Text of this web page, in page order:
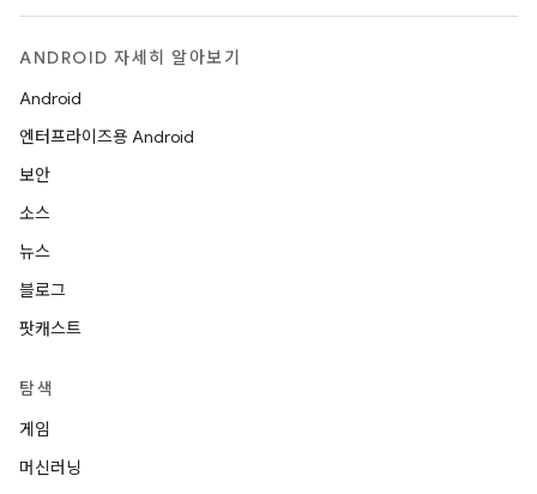
ANDROID 자세히 알아보기
Android
엔터프라이즈용 Android
보안
소스
뉴스
블로그
팟캐스트
탐색
게임
머신러닝